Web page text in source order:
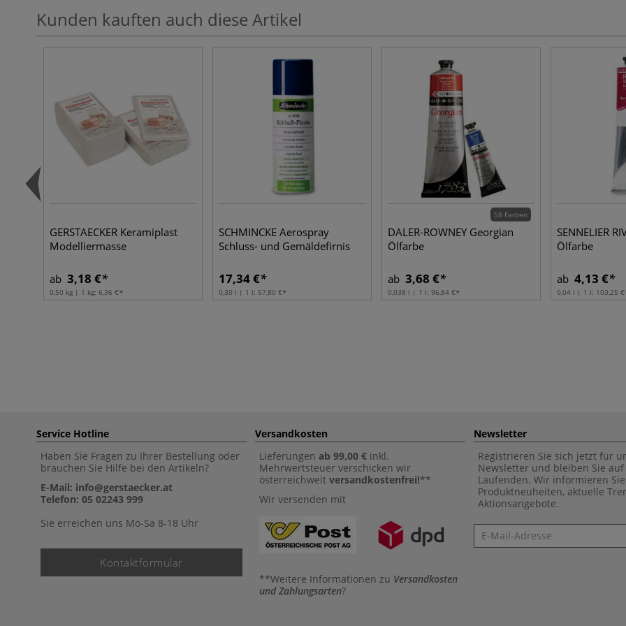
Kunden kauften auch diese Artikel
GERSTAECKER Keramiplast
Modelliermasse
ab 3,18 €
0,50 kg | 1 kg: 6,36 €
SCHMINCKE Aerospray
Schluss- und Gemäldefirnis
17,34 €
0,30 l | 1 l: 57,80 €
58 Farben
DALER-ROWNEY Georgian
Ölfarbe
ab 3,68 €
0,038 l | 1 l: 96,84 €
SENNELIER
Ölfarbe
ab 4,13 €
0,04 l | 1 l: 103,25 €
Service Hotline
Haben Sie Fragen zu Ihrer Bestellung oder
brauchen Sie Hilfe bei den Artikeln?
E-Mail: info@gerstaecker.at
Telefon: 05 02243 999
Sie erreichen uns Mo-Sa 8-18 Uhr
Kontaktformular
Versandkosten
Lieferungen ab 99,00 € inkl.
Mehrwertsteuer verschicken wir
österreichweit versandkostenfrei!**
Wir versenden mit
**Weitere Informationen zu Versandkosten
und Zahlungsarten?
Newsletter
Registrieren Sie sich jetzt für
Newsletter und bleiben Sie auf
Laufenden. Wir informieren
Produktneuheiten, aktuelle
Aktionsangebote.
Newsletter